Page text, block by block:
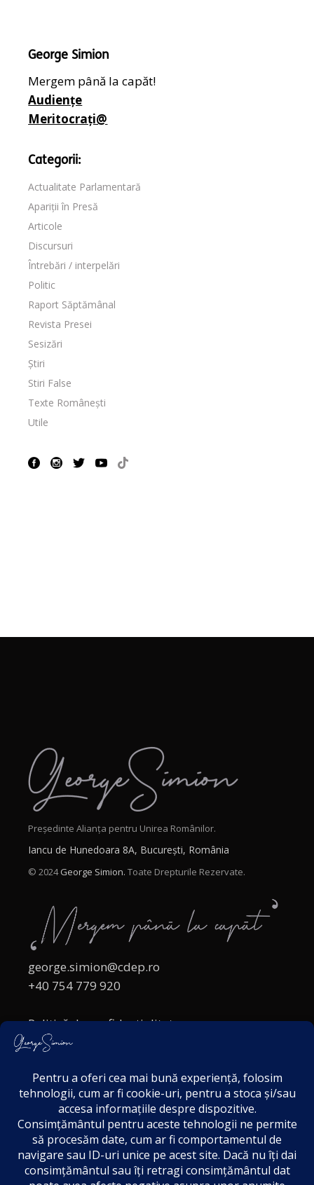
George Simion
Mergem până la capăt!
Audiențe
Meritocrați@
Categorii:
Actualitate Parlamentară
Apariții în Presă
Articole
Discursuri
Întrebări / interpelări
Politic
Raport Săptămânal
Revista Presei
Sesizări
Știri
Stiri False
Texte Românești
Utile
Președinte Alianța pentru Unirea Românilor.
Iancu de Hunedoara 8A, București, România
© 2024George Simion. Toate Drepturile Rezervate.
george.simion@cdep.ro
+40 754 779 920
Politică de confidențialitate
Politica cookies
Acordul de markting
Disclaimer